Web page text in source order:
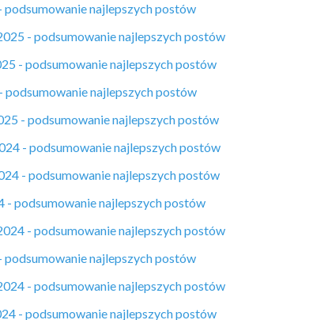
podsumowanie najlepszych postów
- podsumowanie najlepszych postów
- podsumowanie najlepszych postów
podsumowanie najlepszych postów
- podsumowanie najlepszych postów
- podsumowanie najlepszych postów
- podsumowanie najlepszych postów
- podsumowanie najlepszych postów
- podsumowanie najlepszych postów
podsumowanie najlepszych postów
- podsumowanie najlepszych postów
- podsumowanie najlepszych postów